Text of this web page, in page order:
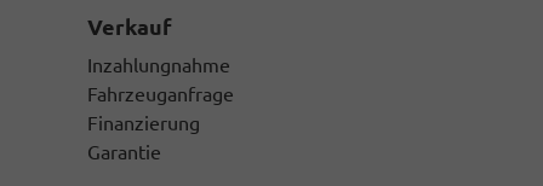
Verkauf
Inzahlungnahme
Fahrzeuganfrage
Finanzierung
Garantie